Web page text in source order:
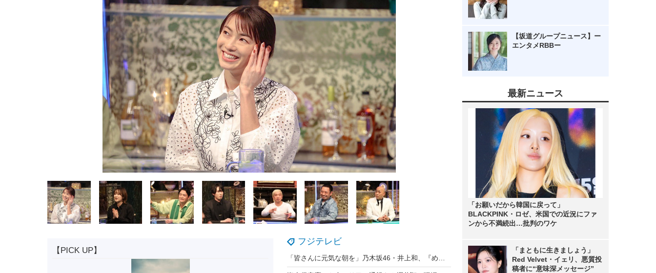
フジテレビ
【PICK UP】
【坂道グループニュース】ー
エンタメRBBー
最新ニュース
「お願いだから韓国に戻って」
BLACKPINK・ロゼ、米国での近況にファ
ンから不満続出…批判のワケ
「まともに生きましょう」
Red Velvet・イェリ、悪質投
稿者に“意味深メッセージ”